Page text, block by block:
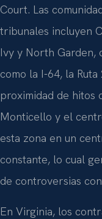
Court. Las
tribunales incluyen
Ivy y North Garden,
como la I-64, la Ruta
proximidad de hitos
Monticello y el
esta zona en un
constante, lo cual
de controversias
En Virginia, los